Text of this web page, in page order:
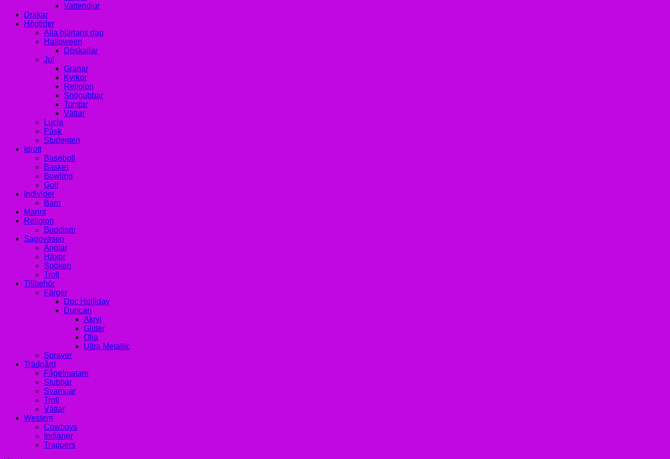
Vattendjur
Drakar
Högtider
Alla hjärtans dag
Halloween
Döskallar
Jul
Granar
Kyrkor
Religion
Snögubbar
Tomtar
Vättar
Lucia
Påsk
Studenten
Idrott
Baseboll
Basket
Bowling
Golf
Individer
Barn
Marint
Religion
Buddism
Sagoväsen
Änglar
Häxor
Spöken
Troll
Tillbehör
Färger
Doc Holliday
Duncan
Akryl
Glitter
Olja
Ultra Metallic
Sprayer
Trädgård
Fågelmatare
Stubbar
Svampar
Troll
Vättar
Western
Cowboys
Indianer
Trappers